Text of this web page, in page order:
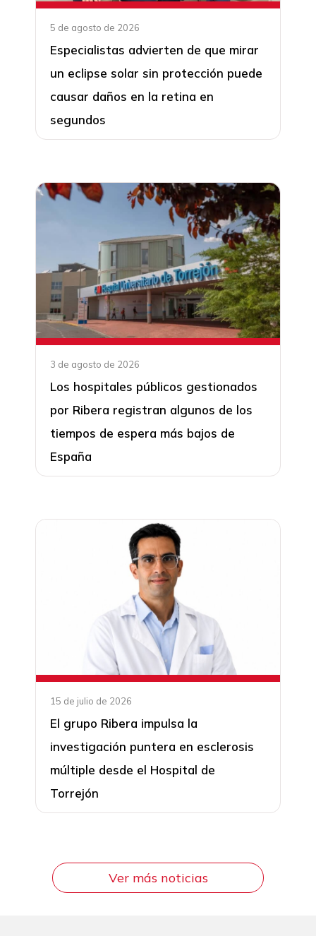
5 de agosto de 2026
Especialistas advierten de que mirar
un eclipse solar sin protección puede
causar daños en la retina en
segundos
3 de agosto de 2026
Los hospitales públicos gestionados
por Ribera registran algunos de los
tiempos de espera más bajos de
España
15 de julio de 2026
El grupo Ribera impulsa la
investigación puntera en esclerosis
múltiple desde el Hospital de
Torrejón
Ver más noticias